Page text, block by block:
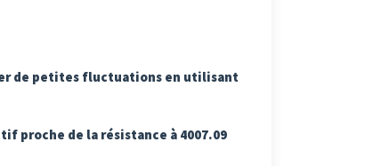
de petites fluctuations en utilisant
proche de la résistance à 4007.09